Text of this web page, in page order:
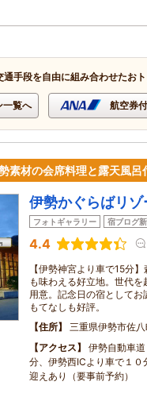
通手段を自由に組み合わせたお
一覧へ 航空券
材の会席料理と露天風呂
伊勢かぐらばリゾ
フォトギャラリー 宿ブログ
4.4
【伊勢神宮より車で15分
も味わえる好立地。世代
用意。記念日の宿として
もてなしも好評。
住所
三重県伊勢市佐
アクセス
伊勢自動車
分、伊勢西ICより車で１０
迎えあり（要事前予約）